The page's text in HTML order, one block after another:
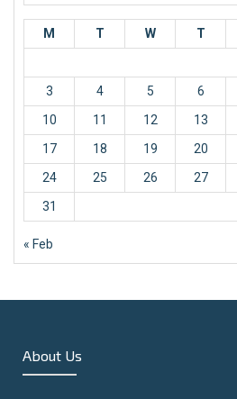
M T W T
3
4 5 6
10
11 12 13
17
18 19 20
24
25 26 27
31
« Feb
About Us